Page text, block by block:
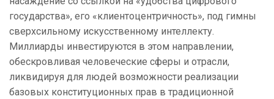
государства», его «клиентоцентричность», под гимны
сверхсильному искусственному интеллекту.
Миллиарды инвестируются в этом направлении,
обескровливая человеческие сферы и отрасли,
ликвидируя для людей возможности реализации
базовых конституционных прав в традиционной